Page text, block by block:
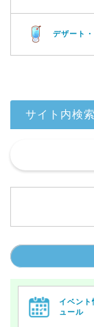
デザート
サイト内検索
イベント
ュール